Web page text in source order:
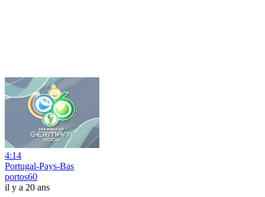
4:14
Portugal-Pays-Bas
portos60
il y a 20 ans